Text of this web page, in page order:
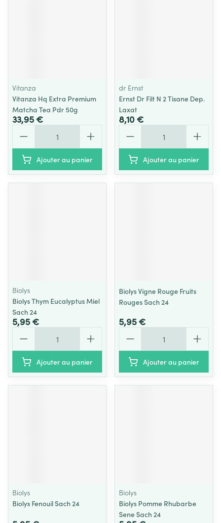
Vitanza
Vitanza Hq Extra Premium
Matcha Tea Pdr 50g
33,95 €
Ajouter au panier
dr Ernst
Ernst Dr Filt N 2 Tisane Dep.
Laxat
8,10 €
Ajouter au panier
Biolys
Biolys Thym Eucalyptus Miel
Sach 24
5,95 €
Ajouter au panier
Biolys Vigne Rouge Fruits
Rouges Sach 24
5,95 €
Ajouter au panier
Biolys
Biolys Fenouil Sach 24
Biolys
Biolys Pomme Rhubarbe
Sene Sach 24